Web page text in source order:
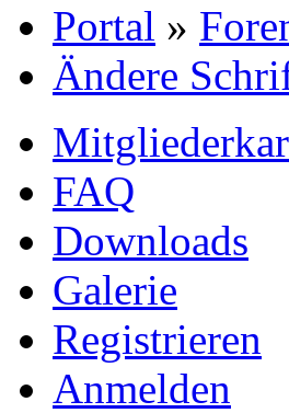
Portal »
Ändere
FAQ
Downloads
Galerie
Registrieren
Anmelden